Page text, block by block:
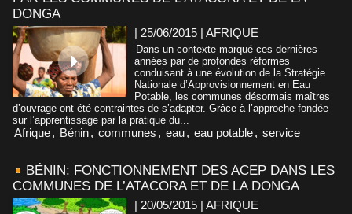
DONGA
| 25/06/2015 | AFRIQUE
Dans un contexte marqué ces dernières
années par de profondes réformes
conduisant à une évolution de la Stratégie
Nationale d’Approvisionnement en Eau
Potable, les communes désormais maîtres
d’ouvrage ont été contraintes de s’adapter. Grâce à l’approche fondée
sur l’apprentissage par la pratique du...
Afrique, Bénin, communes , eau, eau potable, service
BÉNIN: FONCTIONNEMENT DES ACEP DANS LES
COMMUNES DE L’ATACORA ET DE LA DONGA
| 20/05/2015 | AFRIQUE